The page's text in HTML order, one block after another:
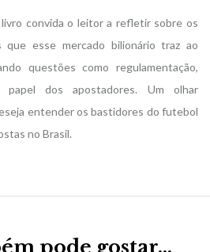
convida o leitor a refletir sobre os
que esse mercado bilionário traz ao
questões como regulamentação,
dos apostadores. Um olhar
entender os bastidores do futebol
no Brasil.
pode gostar…